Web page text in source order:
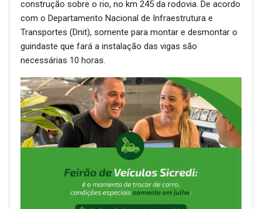
construção sobre o rio, no km 245 da rodovia. De acordo
com o Departamento Nacional de Infraestrutura e
Transportes (Dnit), somente para montar e desmontar o
guindaste que fará a instalação das vigas são
necessárias 10 horas.